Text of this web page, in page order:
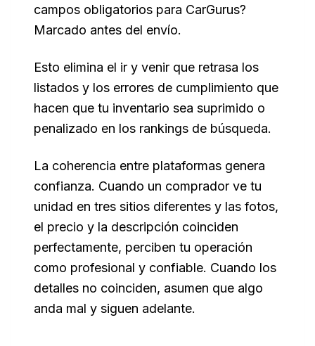
campos obligatorios para CarGurus?
Marcado antes del envío.
Esto elimina el ir y venir que retrasa los
listados y los errores de cumplimiento que
hacen que tu inventario sea suprimido o
penalizado en los rankings de búsqueda.
La coherencia entre plataformas genera
confianza. Cuando un comprador ve tu
unidad en tres sitios diferentes y las fotos,
el precio y la descripción coinciden
perfectamente, perciben tu operación
como profesional y confiable. Cuando los
detalles no coinciden, asumen que algo
anda mal y siguen adelante.